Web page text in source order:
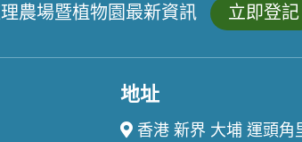
農場暨植物園最新資訊 立即登記
地址
香港 新界 大埔 運頭角